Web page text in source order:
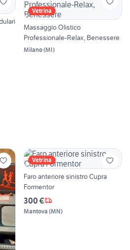
Vetrina
Massaggio Olistico
Professionale-Relax, Benessere
Milano(MI)
Vetrina
Faro anteriore sinistro Cupra
Formentor
300 €
Mantova (MN)